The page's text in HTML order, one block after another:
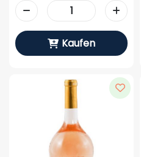
Kaufen